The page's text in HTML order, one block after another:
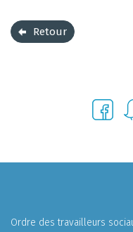
Retour
Ordre des travailleurs